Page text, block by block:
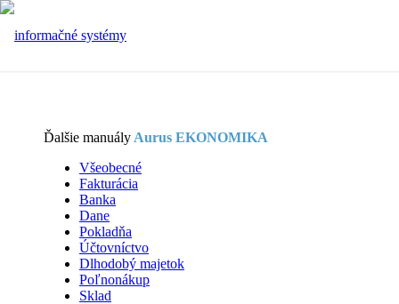
Ďalšie manuály Aurus EKONOMIKA
Všeobecné
Fakturácia
Banka
Dane
Pokladňa
Účtovníctvo
Dlhodobý majetok
Poľnonákup
Sklad